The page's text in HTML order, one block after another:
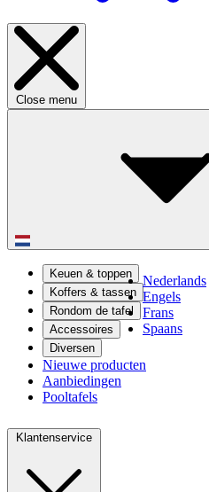
Close menu
Nederlands
Engels
Frans
Spaans
Keuen & toppen
Koffers & tassen
Rondom de tafel
Accessoires
Diversen
Nieuwe producten
Aanbiedingen
Pooltafels
Klantenservice